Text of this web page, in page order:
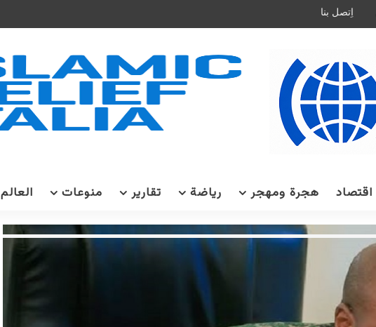
اِتصل بنا
اقتصاد هجرة ومهجر رياضة تقارير منوعات العالم